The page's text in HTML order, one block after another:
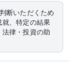
断いただくため
、特定の結果
律・投資の助